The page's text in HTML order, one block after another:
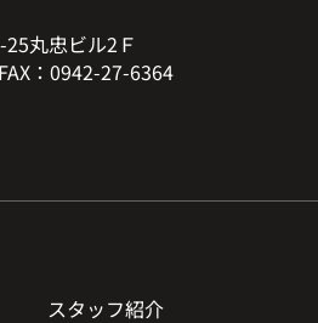
丸忠ビル2Ｆ
：0942-27-6364
スタッフ紹介